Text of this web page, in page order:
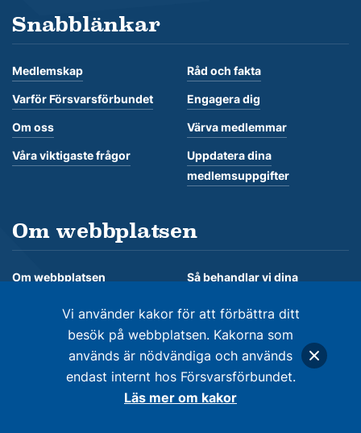
Vi använder kakor för att förbättra ditt
besök på webbplatsen. Kakorna som
används är nödvändiga och används
endast internt hos Försvarsförbundet.
Läs mer om kakor
Snabblänkar
Medlemskap
Varför Försvarsförbundet
Om oss
Våra viktigaste frågor
Råd och fakta
Engagera dig
Värva medlemmar
Uppdatera dina
medlemsuppgifter
Om webbplatsen
Om webbplatsen
Så behandlar vi dina
© Försvarsförbundet 2026. Alla rättigheter förbehålles